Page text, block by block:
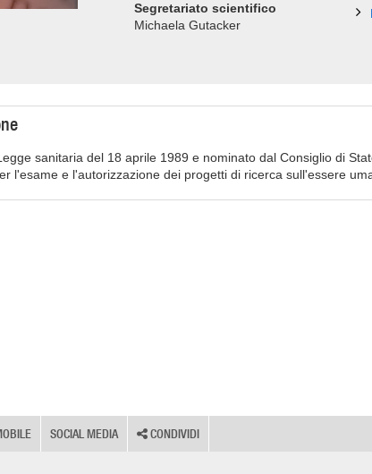
Segretariato scientifico
Michaela Gutacker
sanitaria del 18 aprile 1989 e nominato dal Consiglio di
l'esame e l'autorizzazione dei progetti di ricerca sull'essere
SOCIAL MEDIA CONDIVIDI